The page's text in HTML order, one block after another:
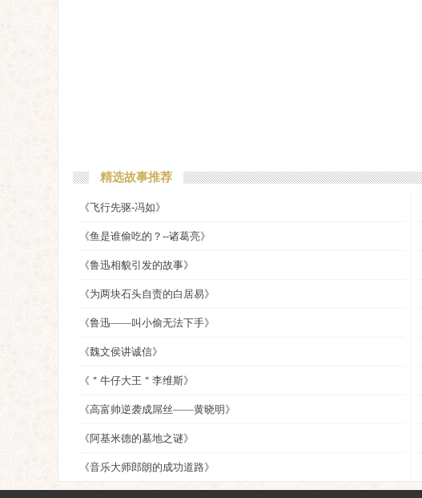
精选故事推荐
《飞行先驱-冯如》
《鱼是谁偷吃的？--诸葛亮》
《鲁迅相貌引发的故事》
《为两块石头自责的白居易》
《鲁迅——叫小偷无法下手》
《魏文侯讲诚信》
《＂牛仔大王＂李维斯》
《高富帅逆袭成屌丝——黄晓明》
《阿基米德的墓地之谜》
《音乐大师郎朗的成功道路》